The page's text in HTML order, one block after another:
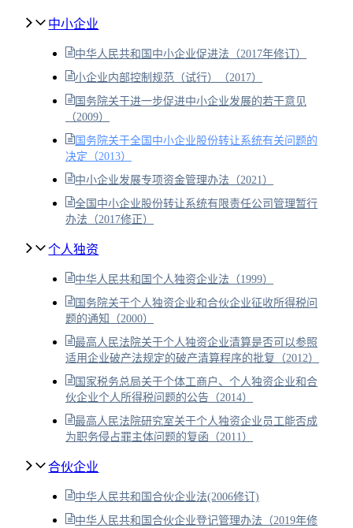
中小企业
中华人民共和国中小企业促进法（2017年修订）
小企业内部控制规范（试行）（2017）
国务院关于进一步促进中小企业发展的若干意见
（2009）
国务院关于全国中小企业股份转让系统有关问题的
决定（2013）
中小企业发展专项资金管理办法（2021）
全国中小企业股份转让系统有限责任公司管理暂行
办法（2017修正）
个人独资
中华人民共和国个人独资企业法（1999）
国务院关于个人独资企业和合伙企业征收所得税问
题的通知（2000）
最高人民法院关于个人独资企业清算是否可以参照
适用企业破产法规定的破产清算程序的批复（2012）
国家税务总局关于个体工商户、个人独资企业和合
伙企业个人所得税问题的公告（2014）
最高人民法院研究室关于个人独资企业员工能否成
为职务侵占罪主体问题的复函（2011）
合伙企业
中华人民共和国合伙企业法(2006修订)
中华人民共和国合伙企业登记管理办法（2019年修